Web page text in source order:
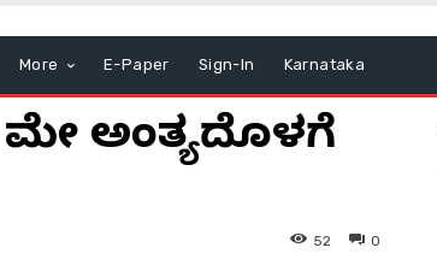
More E-Paper Sign-In Karnataka
ಅಂತ್ಯದೊಳಗೆ
0
52